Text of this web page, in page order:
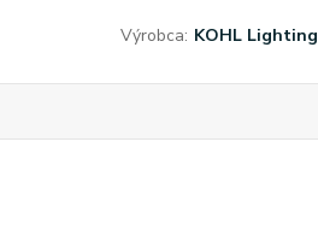
Výrobca: KOHL Lighting